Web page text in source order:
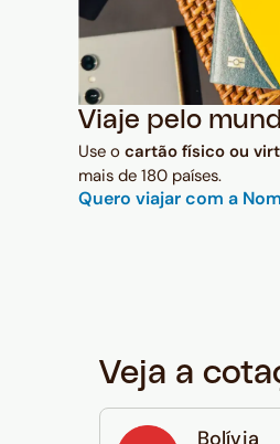
Viaje pelo
Use o cartão físico ou
mais de 180 países.
Quero viajar com a
Veja a
Bolívia